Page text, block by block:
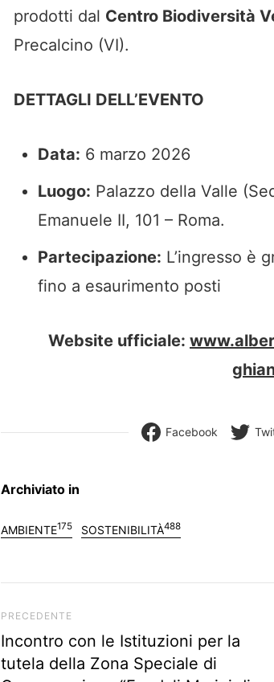
prodotti dal Centro Biodiversità
Precalcino (VI).
DETTAGLI DELL’EVENTO
Data: 6 marzo 2026
Luogo: Palazzo della Valle
Emanuele II, 101 – Roma.
Partecipazione: L’ingresso è
fino a esaurimento posti
Website ufficiale:
Facebook
Archiviato in
AMBIENTE175 SOSTENIBILITÀ488
A
r
t
PRECEDENTE
Incontro con le Istituzioni per la
tutela della Zona Speciale di